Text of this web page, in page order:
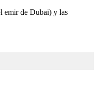
emir de Dubai) y las